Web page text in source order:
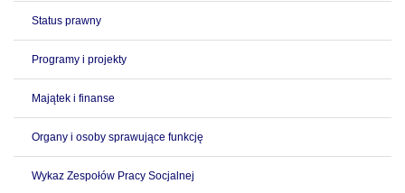
Status prawny
Programy i projekty
Majątek i finanse
Organy i osoby sprawujące funkcję
Wykaz Zespołów Pracy Socjalnej